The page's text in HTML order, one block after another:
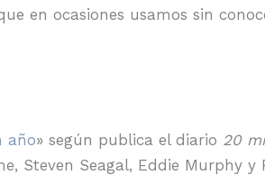
en ocasiones usamos sin
año» según publica el diario 20
Steven Seagal, Eddie Murphy y